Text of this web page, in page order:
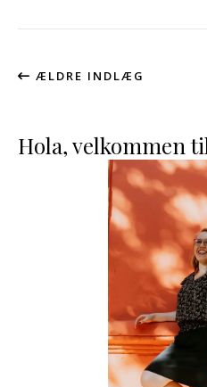
ÆLDRE INDLÆG
Hola, velkommen